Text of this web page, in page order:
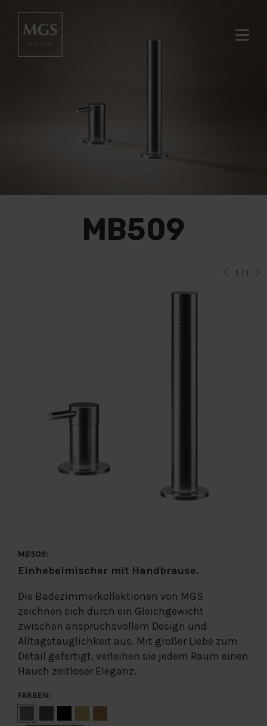
MB509
1 | 1
MB509:
Einhebelmischer mit Handbrause.
Die Badezimmerkollektionen von MGS
zeichnen sich durch ein Gleichgewicht
zwischen anspruchsvollem Design und
Alltagstauglichkeit aus. Mit großer Liebe zum
Detail gefertigt, verleihen sie jedem Raum einen
Hauch zeitloser Eleganz.
FARBEN: